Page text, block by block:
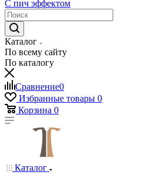
С пич эффектом
Каталог
По всему сайту
По каталогу
Сравнение0
Избранные товары 0
Корзина 0
Каталог